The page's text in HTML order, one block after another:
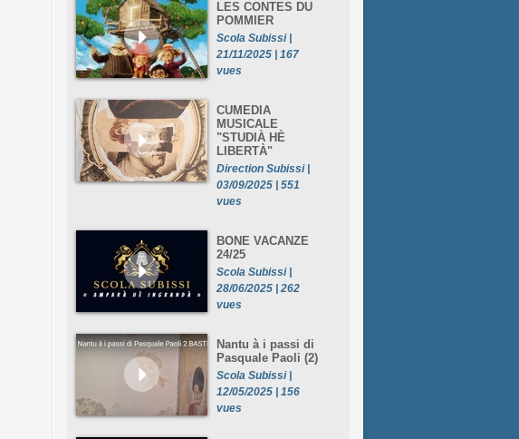
LES CONTES DU
POMMIER
Scola Subissi |
21/11/2025 | 167
vues
CUMEDIA
MUSICALE
"STUDIÀ HÈ
LIBERTÀ"
Direction Subissi |
03/09/2025 | 551
vues
BONE VACANZE
24/25
Scola Subissi |
28/06/2025 | 262
vues
Nantu à i passi di
Pasquale Paoli (2)
Scola Subissi |
12/05/2025 | 156
vues